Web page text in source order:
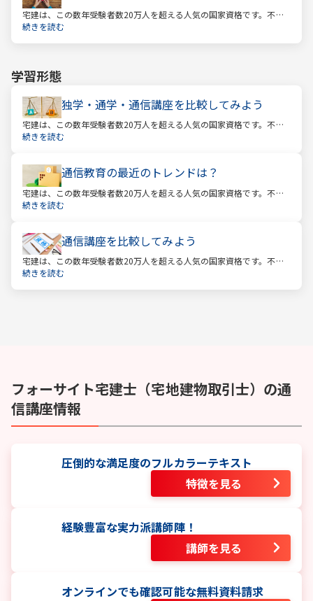
宅建は、この数年受験者数20万人を超える人気の国家資格です。不動
産業に携わる人をはじめ、他業種、学生、主婦まで、さまざまな方が
続きを読む
学習形態
独学・通学・通信講座を比較してみよう
宅建は、この数年受験者数20万人を超える人気の国家資格です。不動
産業に携わる人をはじめ、他業種、学生、主婦まで、さまざまな方が
続きを読む
通信教育の最近のトレンドは？
宅建は、この数年受験者数20万人を超える人気の国家資格です。不動
産業に携わる人をはじめ、他業種、学生、主婦まで、さまざまな方が
続きを読む
通信講座を比較してみよう
宅建は、この数年受験者数20万人を超える人気の国家資格です。不動
産業に携わる人をはじめ、他業種、学生、主婦まで、さまざまな方が
続きを読む
フォーサイト宅建士（宅地建物取引士） の通
信講座情報
圧倒的な満足度のフルカラーテキスト
特徴を見る
経験豊富な実力派講師陣！
講師を見る
オンラインでも確認可能な無料資料請求